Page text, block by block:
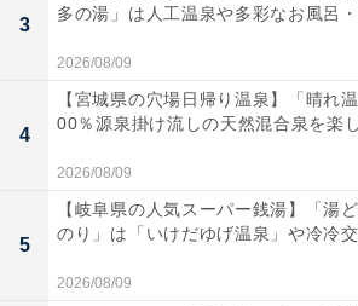
庫内がワイドで大きなお弁当もそ
トなので掃除も楽ちんです
キッチンのスペースを有効活用した
トにこだわりたい人には、おすすめ
す。
3
多の湯」は人工温泉や多彩なお風呂・
2026/08/09
4
【宮城県の穴場日帰り温泉】「晴れ
00％源泉掛け流しの天然混合泉を楽
2026/08/09
5
【岐阜県の人気スーパー銭湯】「湯
のり」は「いけだゆげ温泉」や冷冷交
2026/08/09